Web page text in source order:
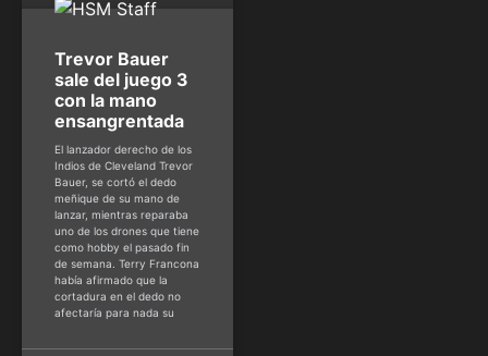
Trevor Bauer
sale del juego 3
con la mano
ensangrentada
El lanzador derecho de los
Indios de Cleveland Trevor
Bauer, se cortó el dedo
meñique de su mano de
lanzar, mientras reparaba
uno de los drones que tiene
como hobby el pasado fin
de semana. Terry Francona
había afirmado que la
cortadura en el dedo no
afectaría para nada su